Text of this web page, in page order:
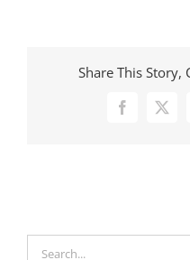
Share This Story,
Facebook
X
Search